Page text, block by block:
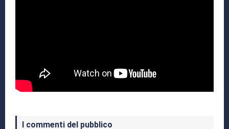
I commenti del pubblico